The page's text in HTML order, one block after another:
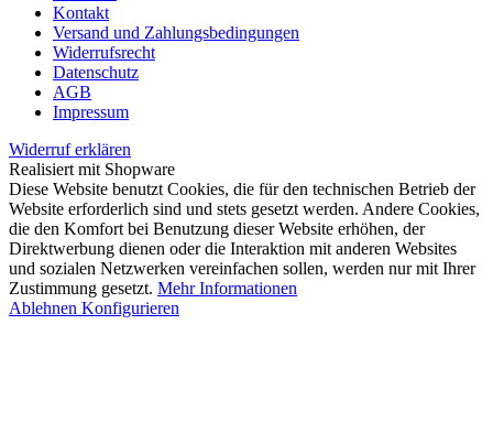
Kontakt
Versand und Zahlungsbedingungen
Widerrufsrecht
Datenschutz
AGB
Impressum
Widerruf erklären
Realisiert mit Shopware
Diese Website benutzt Cookies, die für den technischen Betrieb der
Website erforderlich sind und stets gesetzt werden. Andere Cookies,
die den Komfort bei Benutzung dieser Website erhöhen, der
Direktwerbung dienen oder die Interaktion mit anderen Websites
und sozialen Netzwerken vereinfachen sollen, werden nur mit Ihrer
Zustimmung gesetzt. Mehr Informationen
Ablehnen Konfigurieren